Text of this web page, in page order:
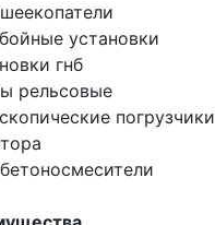
установки
гнб
рельсовые
погрузчики